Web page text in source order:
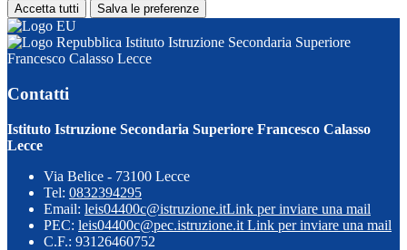
Accetta tutti Salva le preferenze
Istituto Istruzione Secondaria Superiore
Francesco Calasso Lecce
Contatti
Istituto Istruzione Secondaria Superiore Francesco Calasso
Lecce
Via Belice - 73100 Lecce
Tel: 0832394295
Email: leis04400c@istruzione.itLink per inviare una mail
PEC: leis04400c@pec.istruzione.it Link per inviare una mail
C.F.: 93126460752